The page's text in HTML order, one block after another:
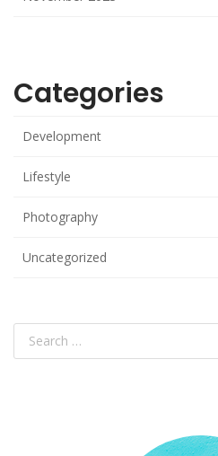
Categories
Development
Lifestyle
Photography
Uncategorized